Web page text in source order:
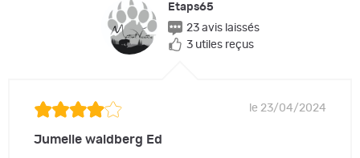
Etaps65
23 avis laissés
3 utiles reçus
le 23/04/2024
Jumelle waldberg Ed